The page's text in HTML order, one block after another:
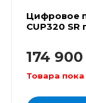
Цифровое
CUP320 SR
174 900
Товара пока